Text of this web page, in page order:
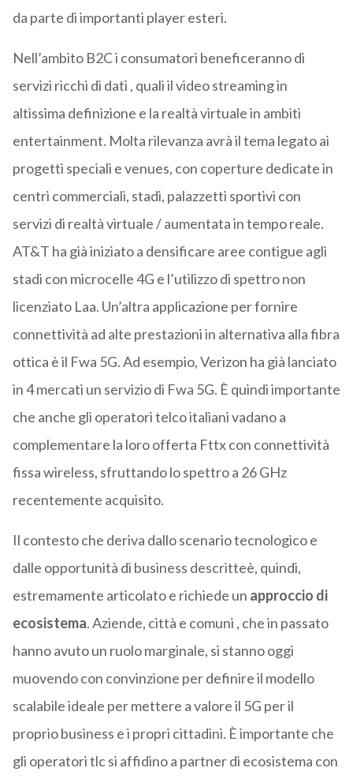
da parte di importanti player esteri.
Nell’ambito B2C i consumatori beneficeranno di
servizi ricchi di dati , quali il video streaming in
altissima definizione e la realtà virtuale in ambiti
entertainment. Molta rilevanza avrà il tema legato ai
progetti speciali e venues, con coperture dedicate in
centri commerciali, stadi, palazzetti sportivi con
servizi di realtà virtuale / aumentata in tempo reale.
AT&T ha già iniziato a densificare aree contigue agli
stadi con microcelle 4G e l’utilizzo di spettro non
licenziato Laa. Un’altra applicazione per fornire
connettività ad alte prestazioni in alternativa alla fibra
ottica è il Fwa 5G. Ad esempio, Verizon ha già lanciato
in 4 mercati un servizio di Fwa 5G. È quindi importante
che anche gli operatori telco italiani vadano a
complementare la loro offerta Fttx con connettività
fissa wireless, sfruttando lo spettro a 26 GHz
recentemente acquisito.
Il contesto che deriva dallo scenario tecnologico e
dalle opportunità di business descritteè, quindi,
estremamente articolato e richiede un approccio di
ecosistema. Aziende, città e comuni , che in passato
hanno avuto un ruolo marginale, si stanno oggi
muovendo con convinzione per definire il modello
scalabile ideale per mettere a valore il 5G per il
proprio business e i propri cittadini. È importante che
gli operatori tlc si affidino a partner di ecosistema con